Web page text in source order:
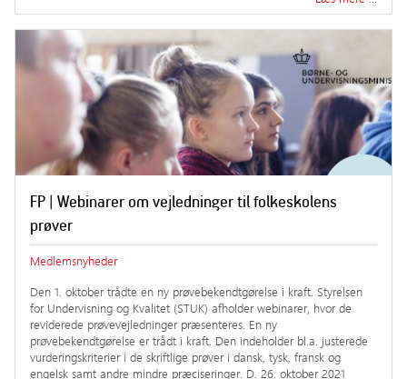
FP | Webinarer om vejledninger til folkeskolens
prøver
Medlemsnyheder
Den 1. oktober trådte en ny prøvebekendtgørelse i kraft. Styrelsen
for Undervisning og Kvalitet (STUK) afholder webinarer, hvor de
reviderede prøvevejledninger præsenteres. En ny
prøvebekendtgørelse er trådt i kraft. Den indeholder bl.a. justerede
vurderingskriterier i de skriftlige prøver i dansk, tysk, fransk og
engelsk samt andre mindre præciseringer. D. 26. oktober 2021